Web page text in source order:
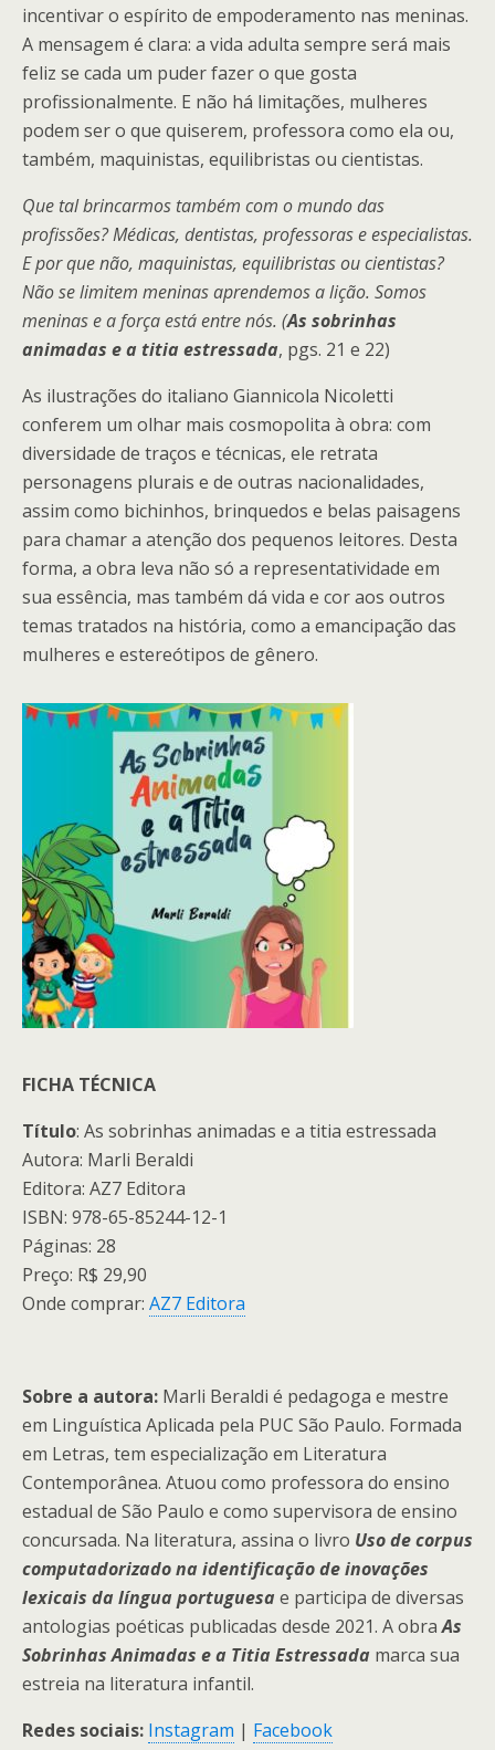
incentivar o espírito de empoderamento nas meninas.
A mensagem é clara: a vida adulta sempre será mais
feliz se cada um puder fazer o que gosta
profissionalmente. E não há limitações, mulheres
podem ser o que quiserem, professora como ela ou,
também, maquinistas, equilibristas ou cientistas.
Que tal brincarmos também com o mundo das
profissões? Médicas, dentistas, professoras e especialistas.
E por que não, maquinistas, equilibristas ou cientistas?
Não se limitem meninas aprendemos a lição. Somos
meninas e a força está entre nós. (As sobrinhas
animadas e a titia estressada, pgs. 21 e 22)
As ilustrações do italiano Giannicola Nicoletti
conferem um olhar mais cosmopolita à obra: com
diversidade de traços e técnicas, ele retrata
personagens plurais e de outras nacionalidades,
assim como bichinhos, brinquedos e belas paisagens
para chamar a atenção dos pequenos leitores. Desta
forma, a obra leva não só a representatividade em
sua essência, mas também dá vida e cor aos outros
temas tratados na história, como a emancipação das
mulheres e estereótipos de gênero.
FICHA TÉCNICA
Título: As sobrinhas animadas e a titia estressada
Autora: Marli Beraldi
Editora: AZ7 Editora
ISBN: 978-65-85244-12-1
Páginas: 28
Preço: R$ 29,90
Onde comprar: AZ7 Editora
Sobre a autora: Marli Beraldi é pedagoga e mestre
em Linguística Aplicada pela PUC São Paulo. Formada
em Letras, tem especialização em Literatura
Contemporânea. Atuou como professora do ensino
estadual de São Paulo e como supervisora de ensino
concursada. Na literatura, assina o livro Uso de corpus
computadorizado na identificação de inovações
lexicais da língua portuguesa e participa de diversas
antologias poéticas publicadas desde 2021. A obraAs
Sobrinhas Animadas e a Titia Estressada marca sua
estreia na literatura infantil.
Redes sociais: Instagram | Facebook